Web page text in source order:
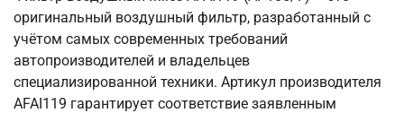
оригинальный воздушный фильтр, разработанный с
учётом самых современных требований
автопроизводителей и владельцев
специализированной техники. Артикул производителя
AFAI119 гарантирует соответствие заявленным